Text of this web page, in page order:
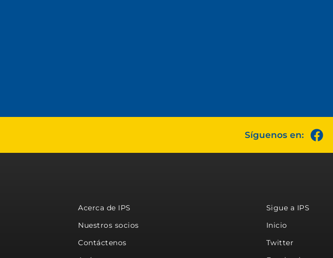
Síguenos en:
Acerca de IPS
Nuestros socios
Contáctenos
Sigue a IPS
Inicio
Twitter